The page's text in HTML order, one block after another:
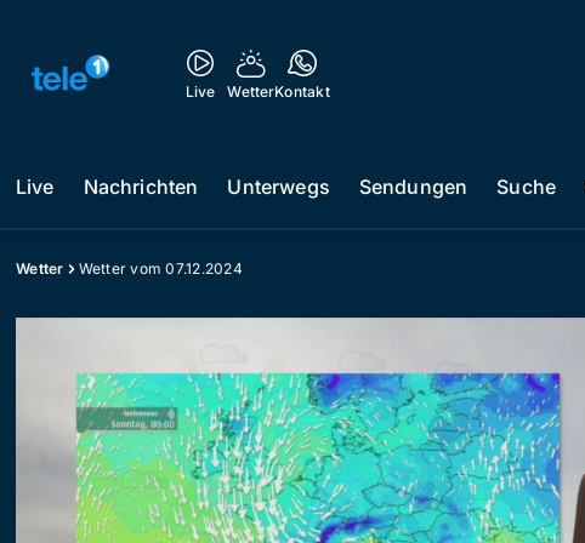
Live WetterKontakt
Live Nachrichten Unterwegs Sendungen Suche
Wetter Wetter vom 07.12.2024